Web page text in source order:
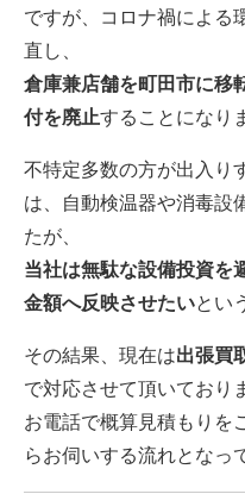
ですが、コロナ禍による
直し、
倉庫兼店舗を町田市に移
付を廃止することになり
不特定多数の方が出入り
は、自動検温器や消毒設
たが、
当社は無駄な設備投資を
金額へ反映させたいとい
その結果、現在は出張買
で対応させて頂いており
お電話で概算見積もりを
らお伺いする流れとなっ